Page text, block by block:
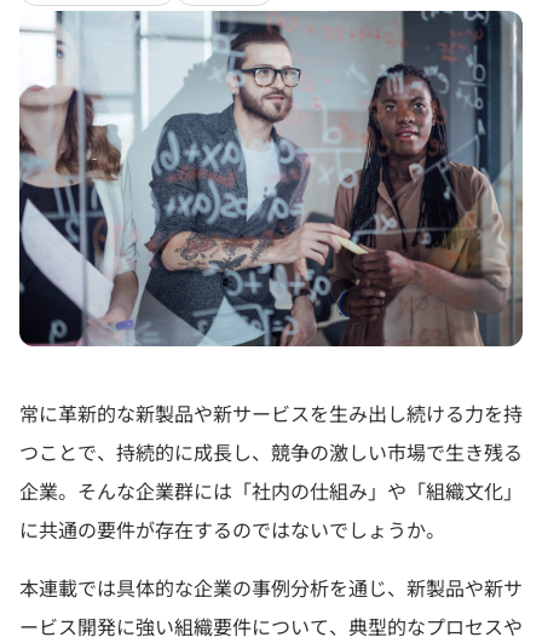
常に革新的な新製品や新サービスを生み出し続ける力を持
つことで、持続的に成長し、競争の激しい市場で生き残る
企業。そんな企業群には「社内の仕組み」や「組織文化」
に共通の要件が存在するのではないでしょうか。
本連載では具体的な企業の事例分析を通じ、新製品や新サ
ービス開発に強い組織要件について、典型的なプロセスや